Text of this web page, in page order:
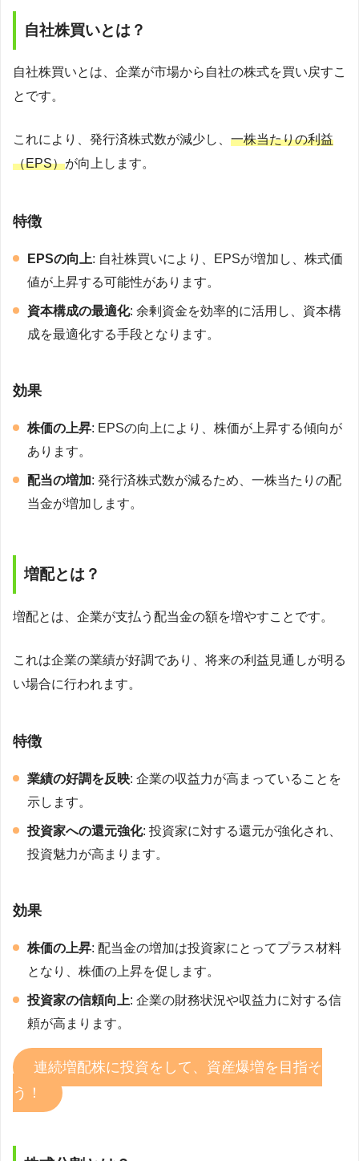
自社株買いとは？
自社株買いとは、企業が市場から自社の株式を買い戻すこ
とです。
これにより、発行済株式数が減少し、 一株当たりの利益
（EPS）が向上します。
特徴
EPSの向上: 自社株買いにより、EPSが増加し、株式価
値が上昇する可能性があります。
資本構成の最適化: 余剰資金を効率的に活用し、資本構
成を最適化する手段となります。
効果
株価の上昇: EPSの向上により、株価が上昇する傾向が
あります。
配当の増加: 発行済株式数が減るため、一株当たりの配
当金が増加します。
増配とは？
増配とは、企業が支払う配当金の額を増やすことです。
これは企業の業績が好調であり、将来の利益見通しが明る
い場合に行われます。
特徴
業績の好調を反映: 企業の収益力が高まっていることを
示します。
投資家への還元強化: 投資家に対する還元が強化され、
投資魅力が高まります。
効果
株価の上昇: 配当金の増加は投資家にとってプラス材料
となり、株価の上昇を促します。
投資家の信頼向上: 企業の財務状況や収益力に対する信
頼が高まります。
連続増配株に投資をして、資産爆増を目指そ
う！